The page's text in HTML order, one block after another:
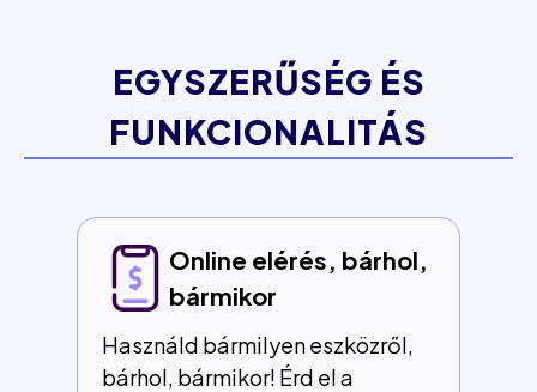
EGYSZERŰSÉG ÉS
FUNKCIONALITÁS
Online elérés, bárhol,
bármikor
Használd bármilyen eszközről,
bárhol, bármikor! Érd el a